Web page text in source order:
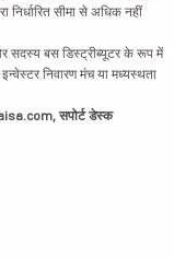
सीमा से अधिक नहीं
बस डिस्ट्रीब्यूटर के रूप में
निवारण मंच या मध्यस्थता
सपोर्ट डेस्क